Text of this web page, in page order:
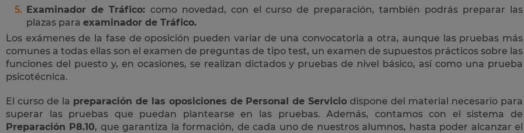
Examinador de Tráfico: como novedad, con el curso de preparación, también podrás preparar las
plazas para examinador de Tráfico.
Los exámenes de la fase de oposición pueden variar de una convocatoria a otra, aunque las pruebas más
comunes a todas ellas son el examen de preguntas de tipo test, un examen de supuestos prácticos sobre las
funciones del puesto y, en ocasiones, se realizan dictados y pruebas de nivel básico, así como una prueba
psicotécnica.
El curso de la preparación de las oposiciones de Personal de Servicio dispone del material necesario para
superar las pruebas que puedan plantearse en las pruebas. Además, contamos con el sistema de
Preparación P8.10, que garantiza la formación, de cada uno de nuestros alumnos, hasta poder alcanzar el